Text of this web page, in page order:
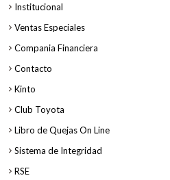
Institucional
Ventas Especiales
Compania Financiera
Contacto
Kinto
Club Toyota
Libro de Quejas On Line
Sistema de Integridad
RSE